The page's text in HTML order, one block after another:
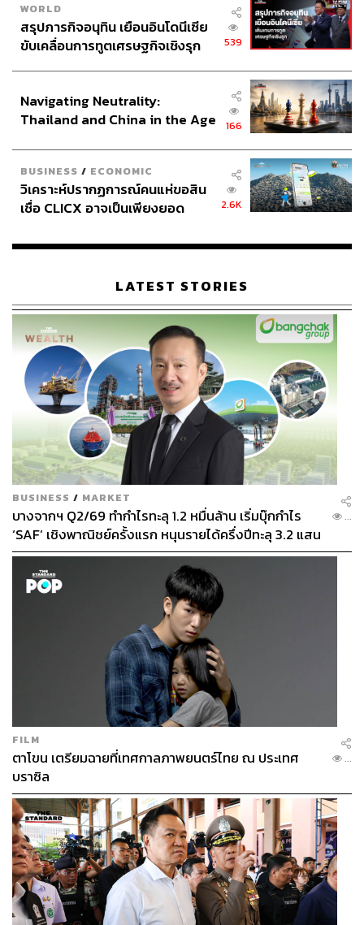
WORLD
สรุปภารกิจอนุทิน เยือนอินโดนีเซีย
ขับเคลื่อนการทูตเศรษฐกิจเชิงรุก
539
Navigating Neutrality:
Thailand and China in the Age
166
BUSINESS / ECONOMIC
วิเคราะห์ปรากฏการณ์คนแห่ขอสิน
เชื่อ CLICX อาจเป็นเพียงยอด
เรือนไทยที่ถูกซุกไว้
2.6K
LATEST STORIES
BUSINESS / MARKET
บางจากฯ Q2/69 ทำกำไรทะลุ 1.2 หมื่นล้าน เริ่มบุ๊กกำไร
‘SAF’ เชิงพาณิชย์ครั้งแรก หนุนรายได้ครึ่งปีทะลุ 3.2 แสน
ล้าน
...
FILM
ตาโขน เตรียมฉายที่เทศกาลภาพยนตร์ไทย ณ ประเทศ
บราซิล
...